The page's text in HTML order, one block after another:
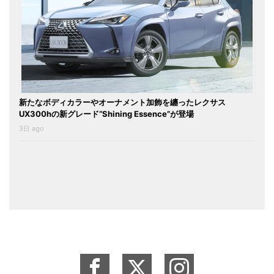
新たなボディカラーやオーナメント加飾を纏ったレクサス
UX300hの新グレード“Shining Essence”が登場
3日 ago